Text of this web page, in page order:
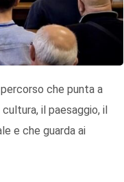
che punta a
il paesaggio, il
e che guarda ai